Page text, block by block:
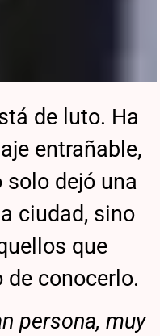
de luto. Ha
entrañable,
solo dejó una
ciudad, sino
que
conocerlo.
persona, muy